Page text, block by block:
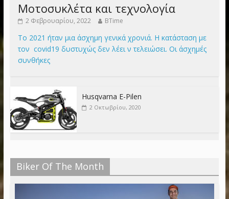
Μοτοσυκλέτα και τεχνολογία
2 Φεβρουαρίου, 2022 BTime
Το 2021 ήταν μια άσχημη γενικά χρονιά. Η κατάσταση με
τον covid19 δυστυχώς δεν λέει ν τελειώσει. Οι άσχημές
συνθήκες
Husqvarna E-Pilen
2 Οκτωβρίου, 2020
Biker Of The Month